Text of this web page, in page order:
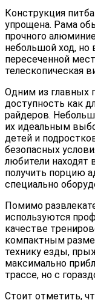
Конструкция
упрощена. Рама
прочного
небольшой ход, но
пересеченной
телескопическая
Одним из главных
доступность как
райдеров.
их идеальным
детей и
безопасных
любители находят
получить порцию
специально
Помимо
используются
качестве
компактным
технику езды,
максимально
трассе, но с
Стоит отметить,